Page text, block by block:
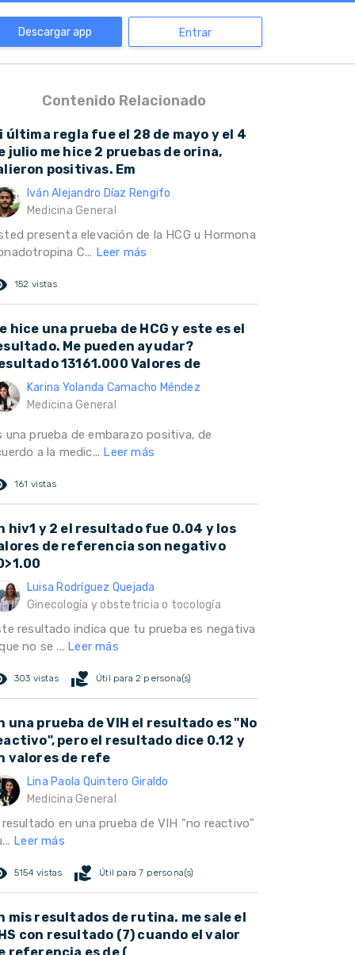
Descargar app Entrar
Contenido Relacionado
última regla fue el 28 de mayo y el 4
julio me hice 2 pruebas de orina,
positivas. Em
Iván Alejandro Díaz Rengifo
Medicina General
presenta elevación de la HCG u Hormona
C... Leer más
152 vistas
hice una prueba de HCG y este es el
Me pueden ayudar?
13161.000 Valores de
Karina Yolanda Camacho Méndez
Medicina General
una prueba de embarazo positiva, de
a la medic... Leer más
161 vistas
hiv1 y 2 el resultado fue 0.04 y los
de referencia son negativo
Luisa Rodríguez Quejada
Ginecología y obstetricia o tocología
resultado indica que tu prueba es negativa
no se ... Leer más
303 vistas volunteer_activism Útil para 2 persona(s)
una prueba de VIH el resultado es "No
pero el resultado dice 0.12 y
valores de refe
Lina Paola Quintero Giraldo
Medicina General
resultado en una prueba de VIH "no reactivo"
Leer más
5154 vistas volunteer_activism Útil para 7 persona(s)
mis resultados de rutina. me sale el
con resultado (7) cuando el valor